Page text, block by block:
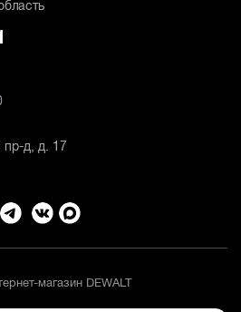
пр-д, д. 17
магазин DEWALT